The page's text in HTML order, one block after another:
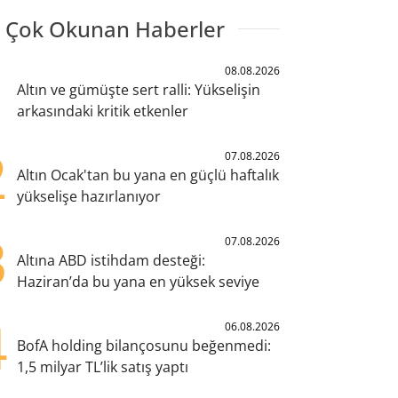
Çok Okunan Haberler
08.08.2026
Altın ve gümüşte sert ralli: Yükselişin
arkasındaki kritik etkenler
07.08.2026
Altın Ocak'tan bu yana en güçlü haftalık
yükselişe hazırlanıyor
07.08.2026
Altına ABD istihdam desteği:
Haziran’da bu yana en yüksek seviye
06.08.2026
BofA holding bilançosunu beğenmedi:
1,5 milyar TL’lik satış yaptı